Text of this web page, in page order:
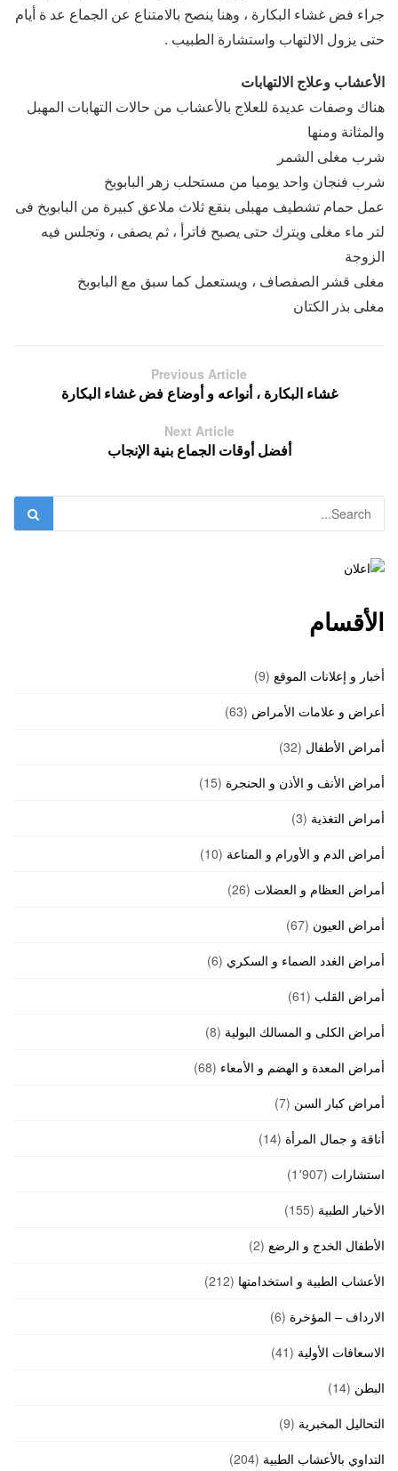
جراء فض غشاء البكارة ، وهنا ينصح بالامتناع عن الجماع عد ة أيام
حتى يزول الالتهاب واستشارة الطبيب .
الأعشاب وعلاج الالتهابات
هناك وصفات عديدة للعلاج بالأعشاب من حالات التهابات المهبل
والمثانة ومنها
شرب مغلى الشمر
شرب فنجان واحد يوميا من مستحلب زهر البابوبخ
عمل حمام تشطيف مهبلى بنقع ثلاث ملاعق كبيرة من البابوبخ فى
لتر ماء مغلى ويترك حتى يصبح فاترأ ، ثم يصفى ، وتجلس فيه
الزوجة
مغلى قشر الصفصاف ، ويستعمل كما سبق مع البابوبخ
مغلى بذر الكتان
Previous Article
غشاء البكارة ، أنواعه و أوضاع فض غشاء البكارة
Next Article
أفضل أوقات الجماع بنية الإنجاب
الأقسام
أخبار و إعلانات الموقع (9)
أعراض و علامات الأمراض (63)
أمراض الأطفال (32)
أمراض الأنف و الأذن و الحنجرة (15)
أمراض التغذية (3)
أمراض الدم و الأورام و المناعة (10)
أمراض العظام و العضلات (26)
أمراض العيون (67)
أمراض الغدد الصماء و السكري (6)
أمراض القلب (61)
أمراض الكلى و المسالك البولية (8)
أمراض المعدة و الهضم و الأمعاء (68)
أمراض كبار السن (7)
أناقة و جمال المرأة (14)
استشارات (1٬907)
الأخبار الطبية (155)
الأطفال الخدج و الرضع (2)
الأعشاب الطبية و استخدامتها (212)
الارداف – المؤخرة (6)
الاسعافات الأولية (41)
البطن (14)
التحاليل المخبرية (9)
التداوي بالأعشاب الطبية (204)